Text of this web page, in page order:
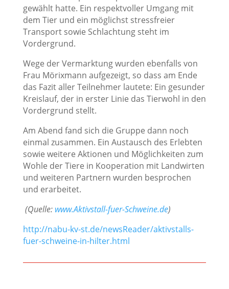
gewählt hatte. Ein respektvoller Umgang mit
dem Tier und ein möglichst stressfreier
Transport sowie Schlachtung steht im
Vordergrund.
Wege der Vermarktung wurden ebenfalls von
Frau Mörixmann aufgezeigt, so dass am Ende
das Fazit aller Teilnehmer lautete: Ein gesunder
Kreislauf, der in erster Linie das Tierwohl in den
Vordergrund stellt.
Am Abend fand sich die Gruppe dann noch
einmal zusammen. Ein Austausch des Erlebten
sowie weitere Aktionen und Möglichkeiten zum
Wohle der Tiere in Kooperation mit Landwirten
und weiteren Partnern wurden besprochen
und erarbeitet.
(Quelle: www.Aktivstall-fuer-Schweine.de)
http://nabu-kv-st.de/newsReader/aktivstalls-
fuer-schweine-in-hilter.html